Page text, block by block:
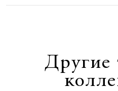
Другие